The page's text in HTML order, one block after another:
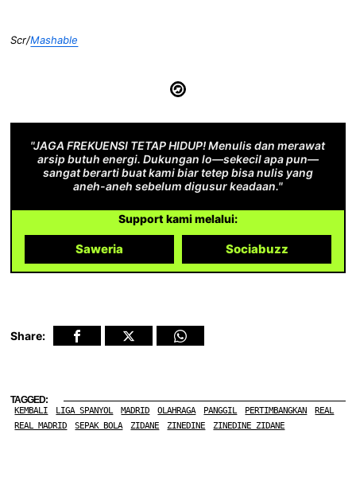
Scr/Mashable
"JAGA FREKUENSI TETAP HIDUP! Menulis dan merawat
arsip butuh energi. Dukungan lo—sekecil apa pun—
sangat berarti buat kami biar tetep bisa nulis yang
aneh-aneh sebelum digusur keadaan."
Support kami melalui:
Saweria Sociabuzz
Share:
TAGGED:
KEMBALI LIGA SPANYOL MADRID OLAHRAGA PANGGIL PERTIMBANGKAN
REAL
REAL MADRID
SEPAK BOLA ZIDANE ZINEDINE ZINEDINE ZIDANE